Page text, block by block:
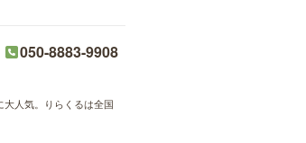
050-8883-9908
人気。りらくるは全国